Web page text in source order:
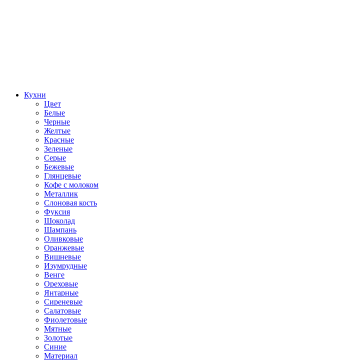
Кухни
Цвет
Белые
Черные
Желтые
Красные
Зеленые
Серые
Бежевые
Глянцевые
Кофе с молоком
Металлик
Слоновая кость
Фуксия
Шоколад
Шампань
Оливковые
Оранжевые
Вишневые
Изумрудные
Венге
Ореховые
Янтарные
Сиреневые
Салатовые
Фиолетовые
Мятные
Золотые
Синие
Материал